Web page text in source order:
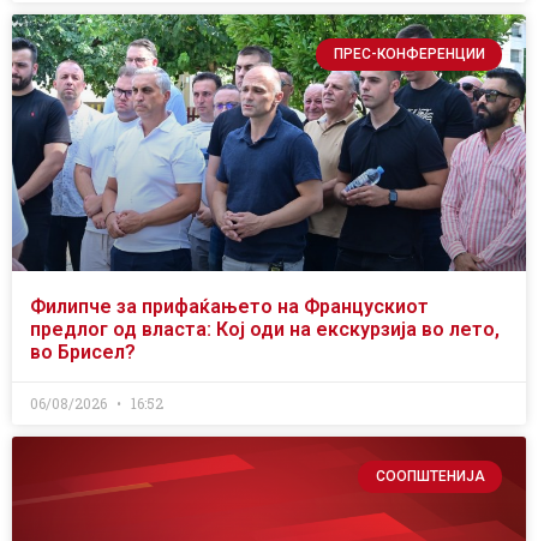
ПРЕС-КОНФЕРЕНЦИИ
Филипче за прифаќањето на Францускиот
предлог од власта: Кој оди на екскурзија во лето,
во Брисел?
06/08/2026 16:52
СООПШТЕНИЈА